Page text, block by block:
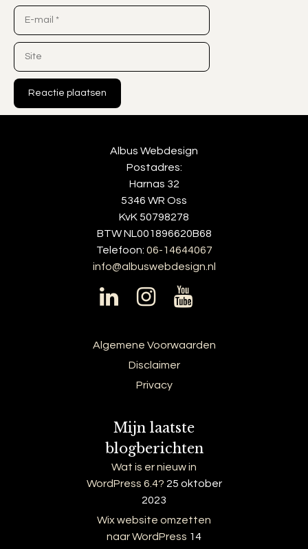
E-
mail
Site
Albus Webdesign
Postadres:
Harnas 32
5346 WR Oss
KvK 50798278
BTW NL001896620B68
Telefoon: 06-14644067
info@albuswebdesign.nl
Algemene Voorwaarden
Disclaimer
Privacy
Mijn laatste
blogberichten
Wat is er nieuw in
WordPress 6.4? 25 oktober
2023
Wix website omzetten
naar WordPress 14